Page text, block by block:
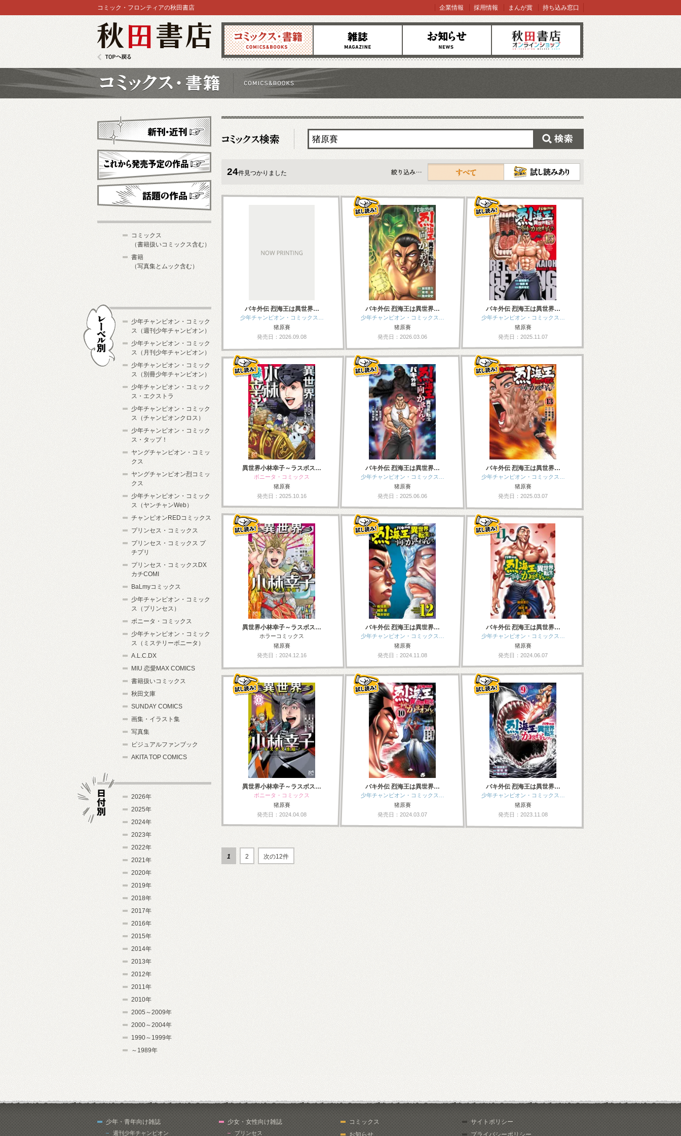
コミックス 雑誌 お知らせ オンラインショップ
コミック・フロンティアの秋田書店 企業情報 採用情報 まんが賞 持ち込み窓口
24件見つかりました
すべて
バキ外伝 烈海王は異世界…
少年チャンピオン・コミックス…
猪原賽
発売日：2026.09.08
バキ外伝 烈海王は異世界…
少年チャンピオン・コミックス…
猪原賽
発売日：2026.03.06
バキ外伝 烈海王は異世界…
少年チャンピオン・コミックス…
猪原賽
発売日：2025.11.07
異世界小林幸子～ラスボス…
ボニータ・コミックス
猪原賽
発売日：2025.10.16
バキ外伝 烈海王は異世界…
少年チャンピオン・コミックス…
猪原賽
発売日：2025.06.06
バキ外伝 烈海王は異世界…
少年チャンピオン・コミックス…
猪原賽
発売日：2025.03.07
異世界小林幸子～ラスボス…
ホラーコミックス
猪原賽
発売日：2024.12.16
バキ外伝 烈海王は異世界…
少年チャンピオン・コミックス…
猪原賽
発売日：2024.11.08
バキ外伝 烈海王は異世界…
少年チャンピオン・コミックス…
猪原賽
発売日：2024.06.07
異世界小林幸子～ラスボス…
ボニータ・コミックス
猪原賽
発売日：2024.04.08
バキ外伝 烈海王は異世界…
少年チャンピオン・コミックス…
猪原賽
発売日：2024.03.07
バキ外伝 烈海王は異世界…
少年チャンピオン・コミックス…
猪原賽
発売日：2023.11.08
1 2 次の12件
新刊・近刊
これから発売予定
コミックス
（書籍扱いコミックス含む）
書籍
（写真集とムック含む）
少年チャンピオン・コミック
ス（週刊少年チャンピオン）
少年チャンピオン・コミック
ス（月刊少年チャンピオン）
少年チャンピオン・コミック
ス（別冊少年チャンピオン）
少年チャンピオン・コミック
ス・エクストラ
少年チャンピオン・コミック
ス（チャンピオンクロス）
少年チャンピオン・コミック
ス・タップ！
ヤングチャンピオン・コミッ
クス
ヤングチャンピオン烈コミッ
クス
少年チャンピオン・コミック
ス（ヤンチャンWeb）
チャンピオンREDコミックス
プリンセス・コミックス
プリンセス・コミックス プ
チプリ
プリンセス・コミックスDX
カチCOMI
BaLmyコミックス
少年チャンピオン・コミック
ス（プリンセス）
ボニータ・コミックス
少年チャンピオン・コミック
ス（ミステリーボニータ）
A.L.C.DX
MIU 恋愛MAX COMICS
書籍扱いコミックス
秋田文庫
SUNDAY COMICS
画集・イラスト集
写真集
ビジュアルファンブック
AKITA TOP COMICS
2026年
2025年
2024年
2023年
2022年
2021年
2020年
2019年
2018年
2017年
2016年
2015年
2014年
2013年
2012年
2011年
2010年
2005～2009年
2000～2004年
1990～1999年
～1989年
少年・青年向け雑誌
週刊少年チャンピオン
少女・女性向け雑誌
プリンセス
コミックス
お知らせ
サイトポリシー
プライバシーポリシー